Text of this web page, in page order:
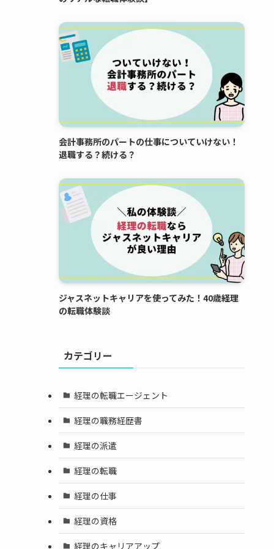
会計事務所のパートの仕事についていけない！
退職する？続ける？
ジャスネットキャリアを使ってみた！40歳経理
の転職体験談
カテゴリー
経理の転職エージェント
経理の職務経歴書
経理の派遣
経理の転職
経理の仕事
経理の資格
経理のキャリアアップ